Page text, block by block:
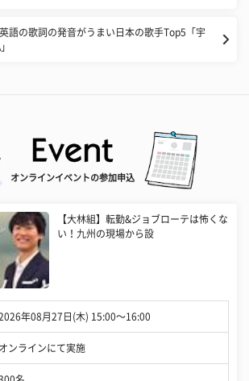
語の歌詞の発音がうまい日本の歌手Top5「宇
オンラインイベントの参加申込
【大林組】転勤&ジョブローテは怖くな
い！九州の現場から設
年08月27日(木) 15:00〜16:00
オンラインにて実施